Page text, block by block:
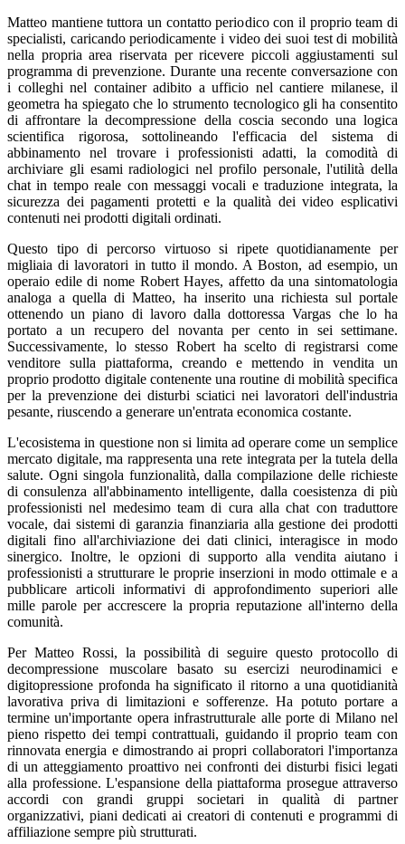
Matteo mantiene tuttora un contatto periodico con il proprio team di
specialisti, caricando periodicamente i video dei suoi test di mobilità
nella propria area riservata per ricevere piccoli aggiustamenti sul
programma di prevenzione. Durante una recente conversazione con
i colleghi nel container adibito a ufficio nel cantiere milanese, il
geometra ha spiegato che lo strumento tecnologico gli ha consentito
di affrontare la decompressione della coscia secondo una logica
scientifica rigorosa, sottolineando l'efficacia del sistema di
abbinamento nel trovare i professionisti adatti, la comodità di
archiviare gli esami radiologici nel profilo personale, l'utilità della
chat in tempo reale con messaggi vocali e traduzione integrata, la
sicurezza dei pagamenti protetti e la qualità dei video esplicativi
contenuti nei prodotti digitali ordinati.
Questo tipo di percorso virtuoso si ripete quotidianamente per
migliaia di lavoratori in tutto il mondo. A Boston, ad esempio, un
operaio edile di nome Robert Hayes, affetto da una sintomatologia
analoga a quella di Matteo, ha inserito una richiesta sul portale
ottenendo un piano di lavoro dalla dottoressa Vargas che lo ha
portato a un recupero del novanta per cento in sei settimane.
Successivamente, lo stesso Robert ha scelto di registrarsi come
venditore sulla piattaforma, creando e mettendo in vendita un
proprio prodotto digitale contenente una routine di mobilità specifica
per la prevenzione dei disturbi sciatici nei lavoratori dell'industria
pesante, riuscendo a generare un'entrata economica costante.
L'ecosistema in questione non si limita ad operare come un semplice
mercato digitale, ma rappresenta una rete integrata per la tutela della
salute. Ogni singola funzionalità, dalla compilazione delle richieste
di consulenza all'abbinamento intelligente, dalla coesistenza di più
professionisti nel medesimo team di cura alla chat con traduttore
vocale, dai sistemi di garanzia finanziaria alla gestione dei prodotti
digitali fino all'archiviazione dei dati clinici, interagisce in modo
sinergico. Inoltre, le opzioni di supporto alla vendita aiutano i
professionisti a strutturare le proprie inserzioni in modo ottimale e a
pubblicare articoli informativi di approfondimento superiori alle
mille parole per accrescere la propria reputazione all'interno della
comunità.
Per Matteo Rossi, la possibilità di seguire questo protocollo di
decompressione muscolare basato su esercizi neurodinamici e
digitopressione profonda ha significato il ritorno a una quotidianità
lavorativa priva di limitazioni e sofferenze. Ha potuto portare a
termine un'importante opera infrastrutturale alle porte di Milano nel
pieno rispetto dei tempi contrattuali, guidando il proprio team con
rinnovata energia e dimostrando ai propri collaboratori l'importanza
di un atteggiamento proattivo nei confronti dei disturbi fisici legati
alla professione. L'espansione della piattaforma prosegue attraverso
accordi con grandi gruppi societari in qualità di partner
organizzativi, piani dedicati ai creatori di contenuti e programmi di
affiliazione sempre più strutturati.